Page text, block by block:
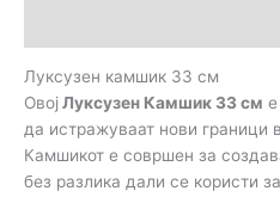
Луксузен камшик 33 см
ОвојЛуксузен Камшик 33 см
да истражуваат нови граници
Камшикот е совршен за
без разлика дали се користи